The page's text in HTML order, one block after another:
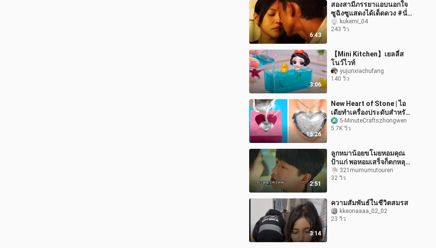
6:43
สองสามีภรรยาแอบนอกใจ
ซูฉิงซูแสดงได้เด็ดดวง #นั่ง
เม้าท์หนัง #กินไปคุยไป
#เห็นแค่ฉากเดียวก็เลยดูทั้ง
kukemi_04
243 วิว
3:06
【Mini Kitchen】เยลลี่ส
โนว์ไวท์
yujunxiachufang
140 วิว
15:26
New Heart of Stone | ไอ
เดียทำเครื่องประดับสำหรับ
Handmade All-Stars
5-MinuteCraftszhongwen
5.7K วิว
2:51
ลูกหมาน้อยขโมยหอมคุณ
ป้าแก่ พอหอมเสร็จก็ตกหลุม
รักทันที
321mumumutouren
32 วิว
3:14
ความสัมพันธ์ในชีวิตสมรส
kkeonaaaa_02_02
23 วิว